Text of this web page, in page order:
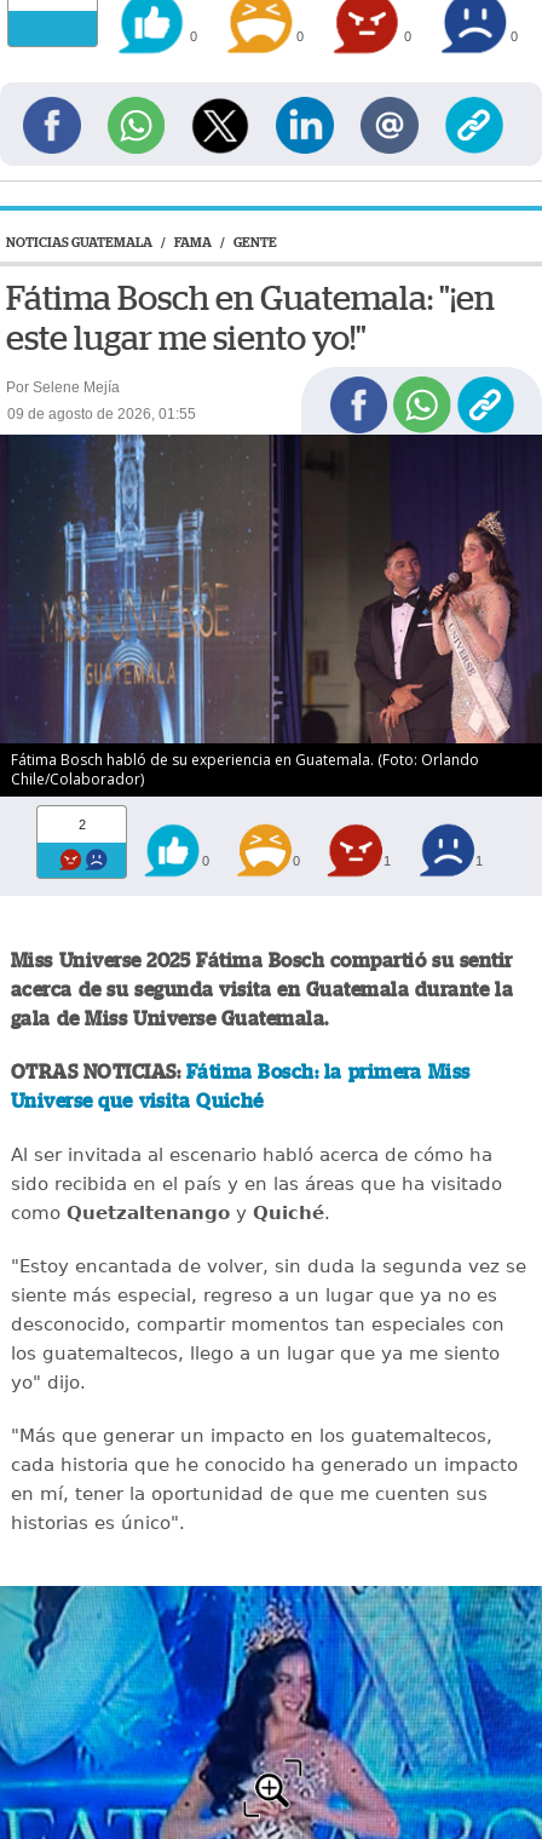
0 0 0 0
NOTICIAS GUATEMALA / FAMA / GENTE
Fátima Bosch en Guatemala: "¡en
este lugar me siento yo!"
Por Selene Mejía
09 de agosto de 2026, 01:55
Fátima Bosch habló de su experiencia en Guatemala. (Foto: Orlando
Chile/Colaborador)
2
0 0 1 1
Miss Universe 2025 Fátima Bosch compartió su sentir
acerca de su segunda visita en Guatemala durante la
gala de Miss Universe Guatemala.
OTRAS NOTICIAS: Fátima Bosch: la primera Miss
Universe que visita Quiché
Al ser invitada al escenario habló acerca de cómo ha
sido recibida en el país y en las áreas que ha visitado
como Quetzaltenangoy Quiché.
"Estoy encantada de volver, sin duda la segunda vez se
siente más especial, regreso a un lugar que ya no es
desconocido, compartir momentos tan especiales con
los guatemaltecos, llego a un lugar que ya me siento
yo" dijo.
"Más que generar un impacto en los guatemaltecos,
cada historia que he conocido ha generado un impacto
en mí, tener la oportunidad de que me cuenten sus
historias es único".